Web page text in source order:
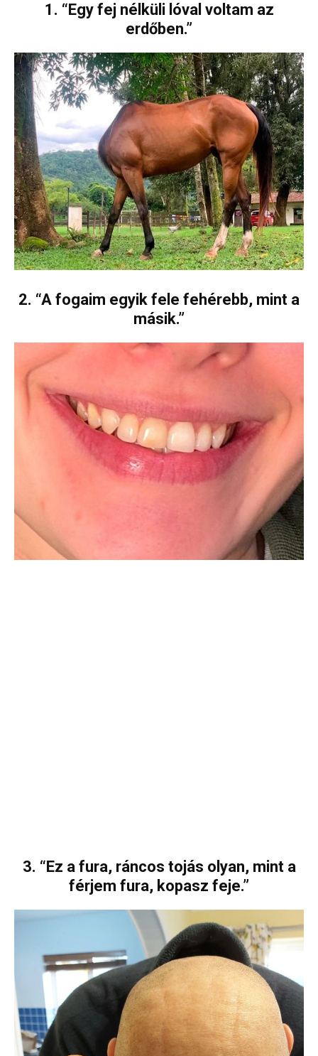
1. “Egy fej nélküli lóval voltam az
erdőben.”
2. “A fogaim egyik fele fehérebb, mint a
másik.”
3. “Ez a fura, ráncos tojás olyan, mint a
férjem fura, kopasz feje.”